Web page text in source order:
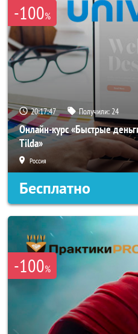
-100%
20:17:45 Получили:24
Онлайн-курс «Быстрые
Tilda»
Россия
Бесплатно
-100%